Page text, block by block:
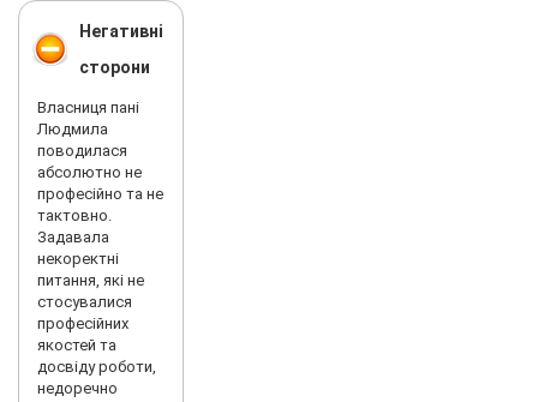
Негативні
сторони
Власниця пані
Людмила
поводилася
абсолютно не
професійно та не
тактовно.
Задавала
некоректні
питання, які не
стосувалися
професійних
якостей та
досвіду роботи,
недоречно